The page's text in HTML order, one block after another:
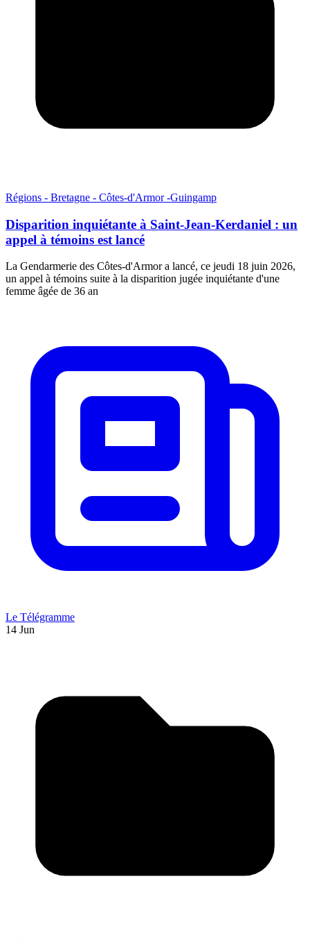
Régions - Bretagne - Côtes-d'Armor -Guingamp
Disparition inquiétante à Saint-Jean-Kerdaniel : un
appel à témoins est lancé
La Gendarmerie des Côtes-d'Armor a lancé, ce jeudi 18 juin 2026,
un appel à témoins suite à la disparition jugée inquiétante d'une
femme âgée de 36 an
Le Télégramme
14 Jun